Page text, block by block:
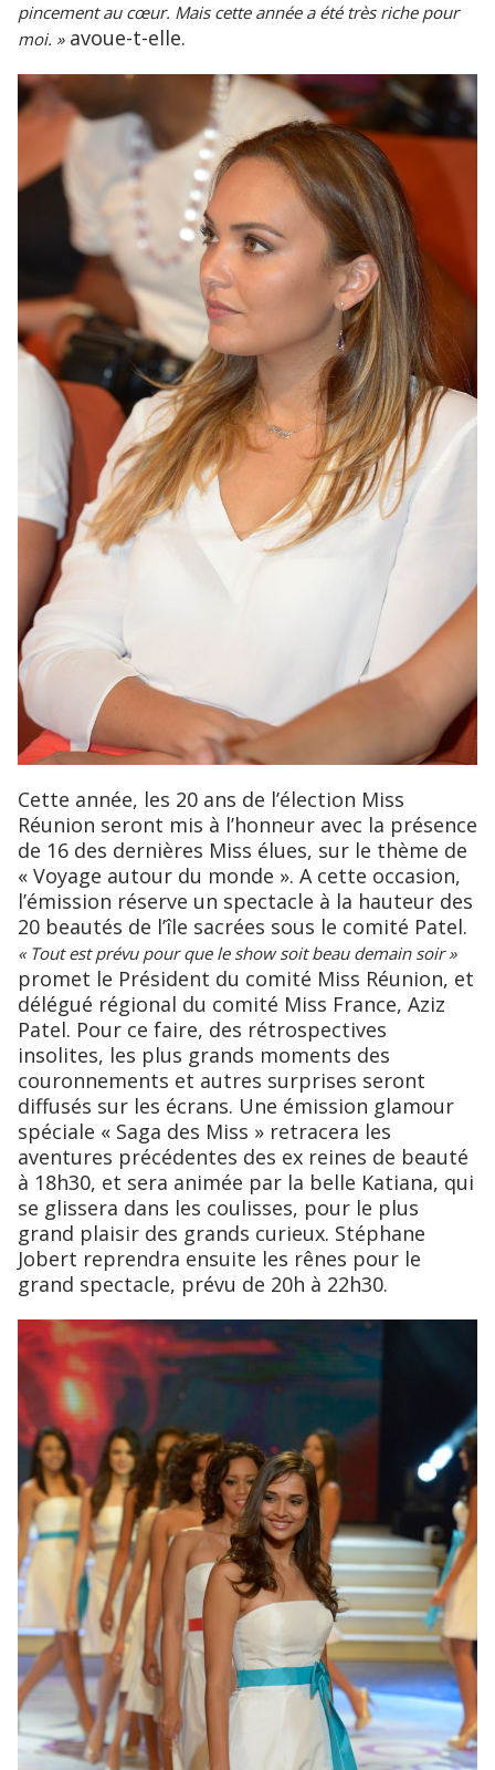
pincement au cœur. Mais cette année a été très riche pour
moi. »avoue-t-elle.
Cette année, les 20 ans de l’élection Miss
Réunion seront mis à l’honneur avec la présence
de 16 des dernières Miss élues, sur le thème de
« Voyage autour du monde ». A cette occasion,
l’émission réserve un spectacle à la hauteur des
20 beautés de l’île sacrées sous le comité Patel.
« Tout est prévu pour que le show soit beau demain soir »
promet le Président du comité Miss Réunion, et
délégué régional du comité Miss France, Aziz
Patel. Pour ce faire, des rétrospectives
insolites, les plus grands moments des
couronnements et autres surprises seront
diffusés sur les écrans. Une émission glamour
spéciale « Saga des Miss » retracera les
aventures précédentes des ex reines de beauté
à 18h30, et sera animée par la belle Katiana, qui
se glissera dans les coulisses, pour le plus
grand plaisir des grands curieux. Stéphane
Jobert reprendra ensuite les rênes pour le
grand spectacle, prévu de 20h à 22h30.